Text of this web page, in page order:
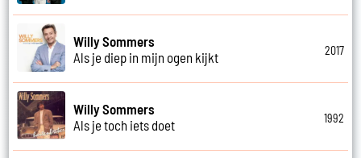
Willy Sommers
Als je diep in mijn ogen kijkt
2017
Willy Sommers
Als je toch iets doet
1992